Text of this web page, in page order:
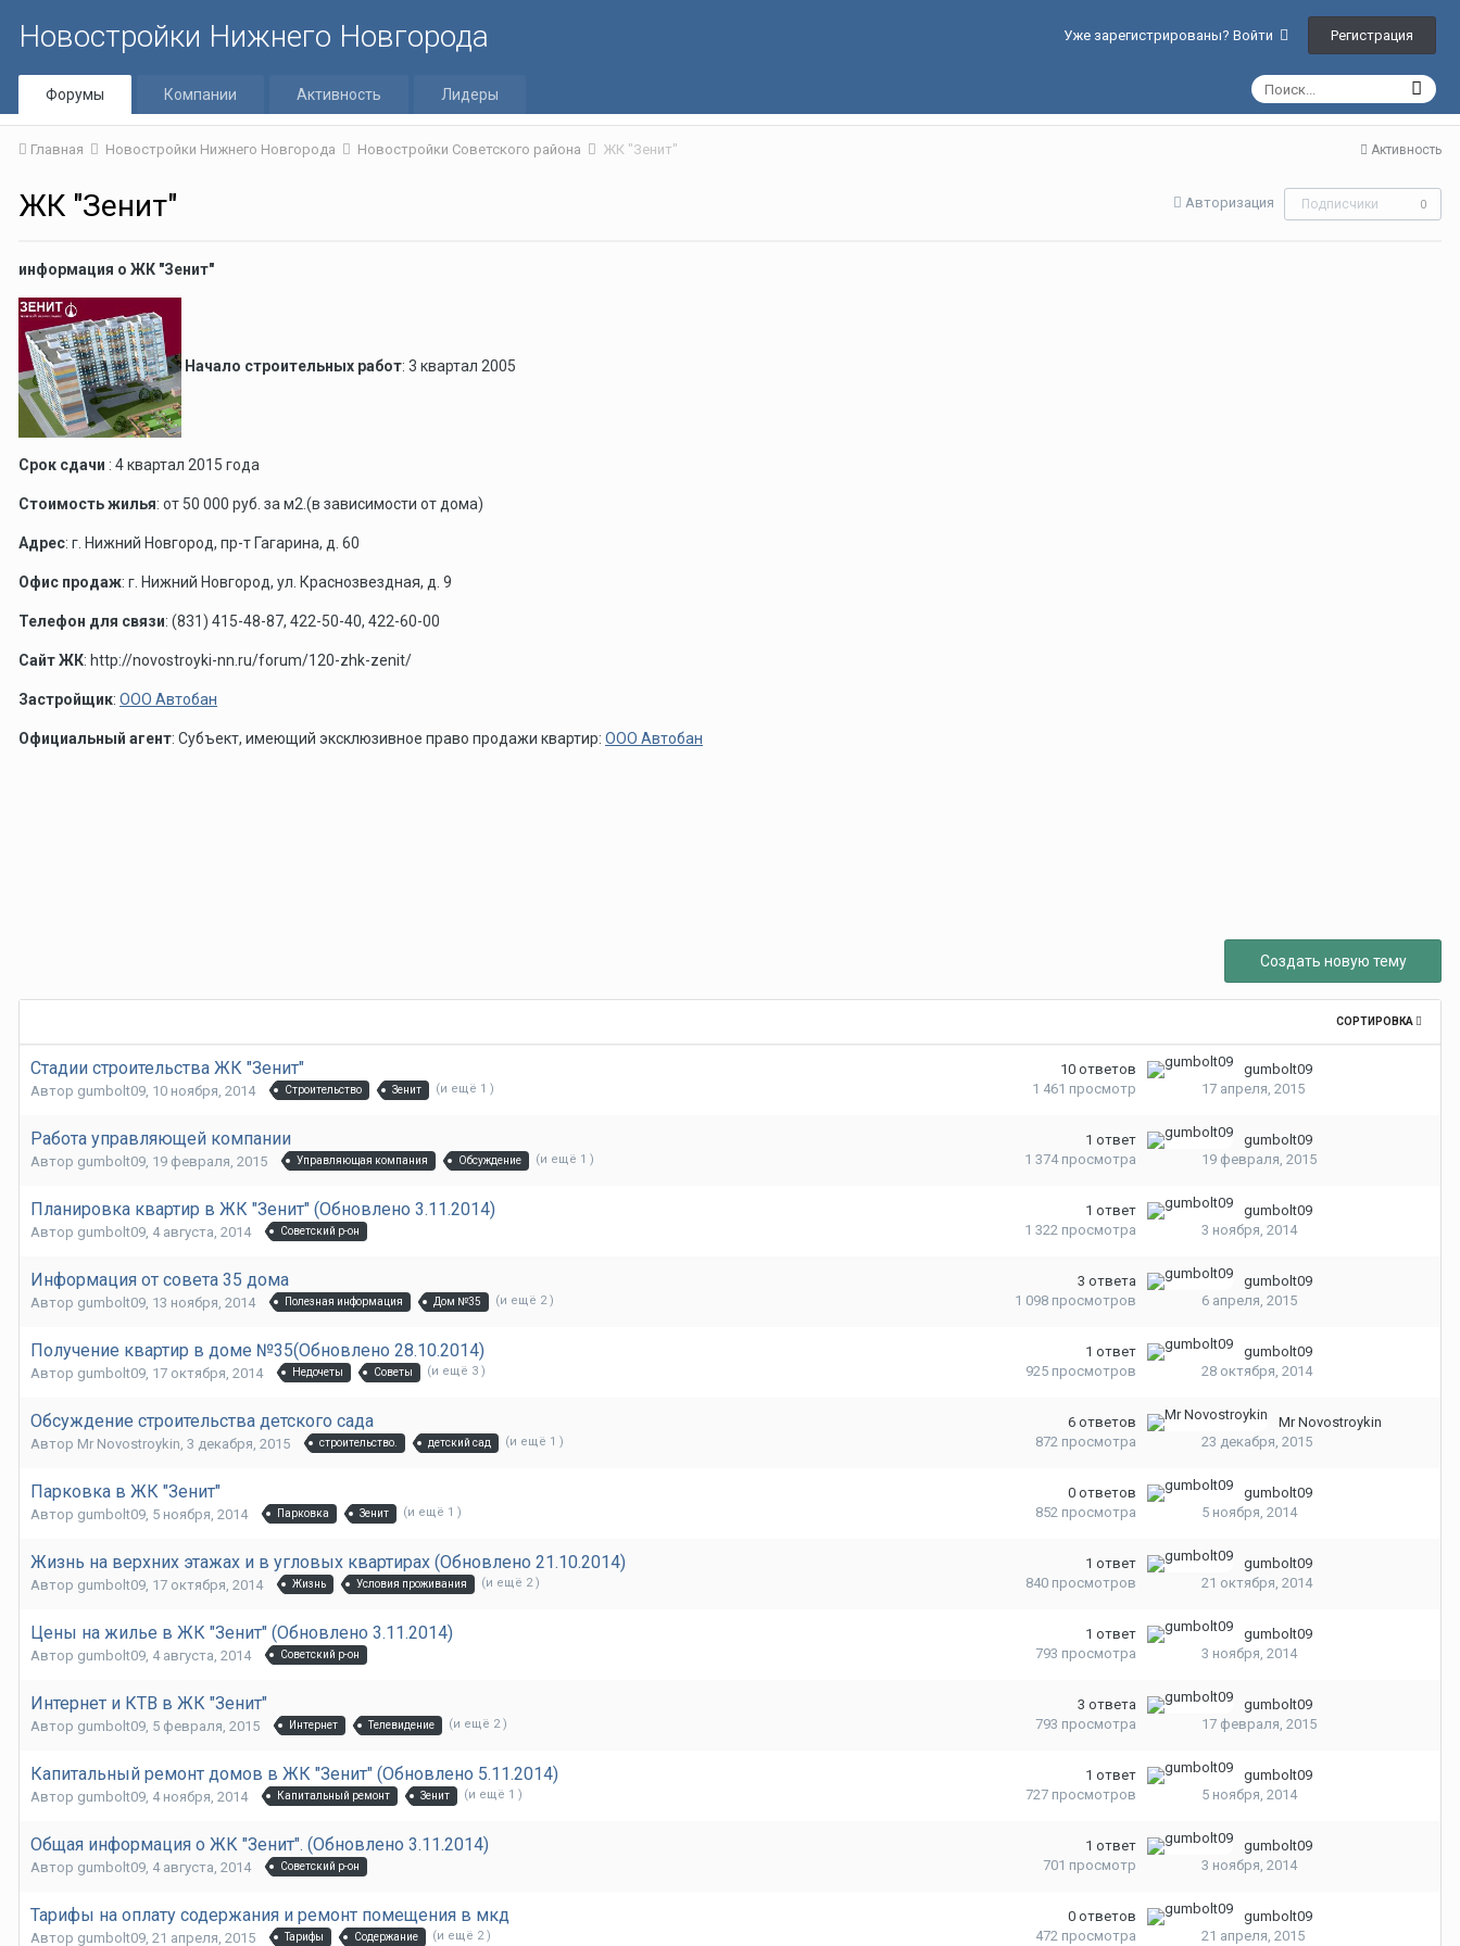
Новостройки Нижнего Новгорода Уже зарегистрированы? Войти Регистрация
Форумы Компании Активность Лидеры
Активность
Главная Новостройки Нижнего Новгорода Новостройки Советского района ЖК "Зенит"
ЖК "Зенит" Авторизация Подписчики 0
информация о ЖК "Зенит"
Начало строительных работ: 3 квартал 2005
Срок сдачи : 4 квартал 2015 года
Стоимость жилья: от 50 000 руб. за м2.(в зависимости от дома)
Адрес: г. Нижний Новгород, пр-т Гагарина, д. 60
Офис продаж: г. Нижний Новгород, ул. Краснозвездная, д. 9
Телефон для связи: (831) 415-48-87, 422-50-40, 422-60-00
Сайт ЖК: http://novostroyki-nn.ru/forum/120-zhk-zenit/
Застройщик: ООО Автобан
Официальный агент: Субъект, имеющий эксклюзивное право продажи квартир: ООО Автобан
Создать новую тему
СОРТИРОВКА
Стадии строительства ЖК "Зенит"
Автор gumbolt09, 10 ноября, 2014 Строительство Зенит (и ещё 1 )
10 ответов
1 461 просмотр
gumbolt09
17 апреля, 2015
Работа управляющей компании
Автор gumbolt09, 19 февраля, 2015 Управляющая компания Обсуждение (и ещё 1 )
1 ответ
1 374 просмотра
gumbolt09
19 февраля, 2015
Планировка квартир в ЖК "Зенит" (Обновлено 3.11.2014)
Автор gumbolt09, 4 августа, 2014 Советский р-он
1 ответ
1 322 просмотра
gumbolt09
3 ноября, 2014
Информация от совета 35 дома
Автор gumbolt09, 13 ноября, 2014 Полезная информация Дом №35 (и ещё 2 )
3 ответа
1 098 просмотров
gumbolt09
6 апреля, 2015
Получение квартир в доме №35(Обновлено 28.10.2014)
Автор gumbolt09, 17 октября, 2014 Недочеты Советы (и ещё 3 )
1 ответ
925 просмотров
gumbolt09
28 октября, 2014
Обсуждение строительства детского сада
Автор Mr Novostroykin, 3 декабря, 2015 строительство. детский сад (и ещё 1 )
6 ответов
872 просмотра
Mr Novostroykin
23 декабря, 2015
Парковка в ЖК "Зенит"
Автор gumbolt09, 5 ноября, 2014 Парковка Зенит (и ещё 1 )
0 ответов
852 просмотра
gumbolt09
5 ноября, 2014
Жизнь на верхних этажах и в угловых квартирах (Обновлено 21.10.2014)
Автор gumbolt09, 17 октября, 2014 Жизнь Условия проживания (и ещё 2 )
1 ответ
840 просмотров
gumbolt09
21 октября, 2014
Цены на жилье в ЖК "Зенит" (Обновлено 3.11.2014)
Автор gumbolt09, 4 августа, 2014 Советский р-он
1 ответ
793 просмотра
gumbolt09
3 ноября, 2014
Интернет и КТВ в ЖК "Зенит"
Автор gumbolt09, 5 февраля, 2015 Интернет Телевидение (и ещё 2 )
3 ответа
793 просмотра
gumbolt09
17 февраля, 2015
Капитальный ремонт домов в ЖК "Зенит" (Обновлено 5.11.2014)
Автор gumbolt09, 4 ноября, 2014 Капитальный ремонт Зенит (и ещё 1 )
1 ответ
727 просмотров
gumbolt09
5 ноября, 2014
Общая информация о ЖК "Зенит". (Обновлено 3.11.2014)
Автор gumbolt09, 4 августа, 2014 Советский р-он
1 ответ
701 просмотр
gumbolt09
3 ноября, 2014
Тарифы на оплату содержания и ремонт помещения в мкд
Автор gumbolt09, 21 апреля, 2015 Тарифы Содержание (и ещё 2 )
0 ответов
472 просмотра
gumbolt09
21 апреля, 2015